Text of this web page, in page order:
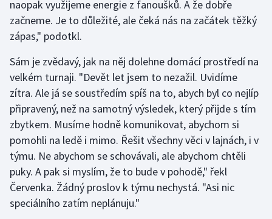
naopak využijeme energie z fanoušků. A že dobře
začneme. Je to důležité, ale čeká nás na začátek těžký
zápas," podotkl.
Sám je zvědavý, jak na něj dolehne domácí prostředí na
velkém turnaji. "Devět let jsem to nezažil. Uvidíme
zítra. Ale já se soustředím spíš na to, abych byl co nejlíp
připravený, než na samotný výsledek, který přijde s tím
zbytkem. Musíme hodně komunikovat, abychom si
pomohli na ledě i mimo. Řešit všechny věci v lajnách, i v
týmu. Ne abychom se schovávali, ale abychom chtěli
puky. A pak si myslím, že to bude v pohodě," řekl
Červenka. Žádný proslov k týmu nechystá. "Asi nic
speciálního zatím neplánuju."